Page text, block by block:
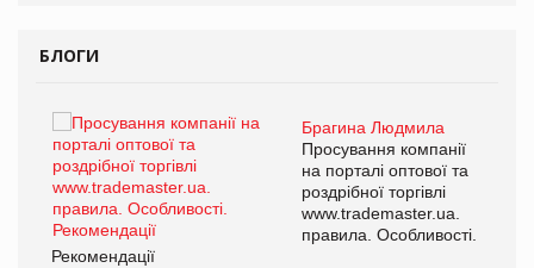
БЛОГИ
Брагина Людмила
Просування компанії
на порталі оптової та
роздрібної торгівлі
www.trademaster.ua.
правила. Особливості.
Рекомендації